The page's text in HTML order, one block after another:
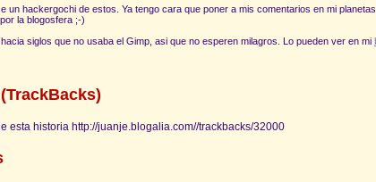
un hackergochi de estos. Ya tengo cara que poner a mis comentarios en mi planetas
la blogosfera ;-)
siglos que no usaba el Gimp, asi que no esperen milagros. Lo pueden ver en mi
esta historia http://juanje.blogalia.com//trackbacks/32000